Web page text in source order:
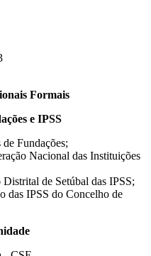
Formais
e IPSS
Fundações;
Nacional das Instituições
de Setúbal das IPSS;
das IPSS do Concelho de